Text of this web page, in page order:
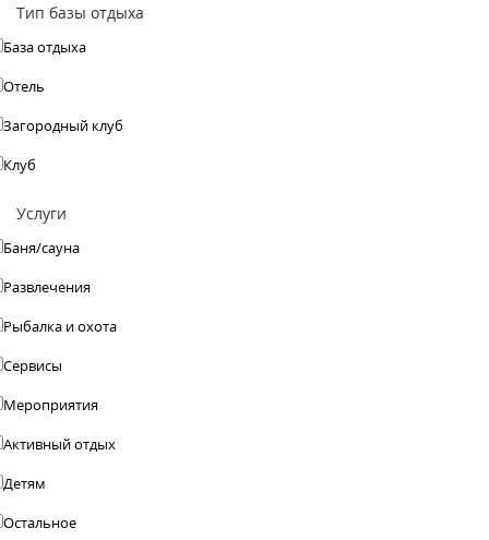
Тип базы отдыха
База отдыха
Отель
Загородный клуб
Клуб
Услуги
Баня/сауна
Развлечения
Рыбалка и охота
Сервисы
Мероприятия
Активный отдых
Детям
Остальное